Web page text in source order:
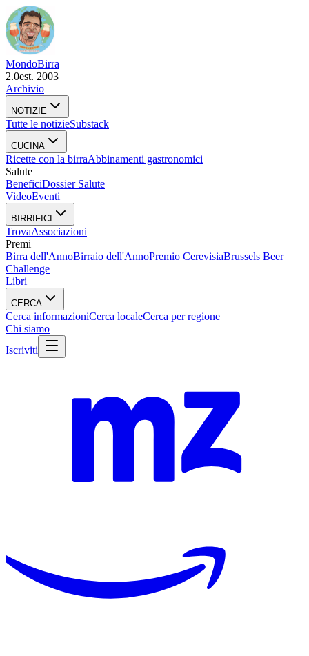
MondoBirra
2.0est. 2003
Archivio
NOTIZIE
Tutte le notizieSubstack
CUCINA
Ricette con la birraAbbinamenti gastronomici
Salute
BeneficiDossier Salute
VideoEventi
BIRRIFICI
TrovaAssociazioni
Premi
Birra dell'AnnoBirraio dell'AnnoPremio CerevisiaBrussels Beer
Challenge
Libri
CERCA
Cerca informazioniCerca localeCerca per regione
Chi siamo
Iscriviti